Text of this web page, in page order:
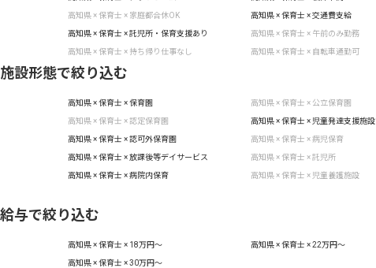
高知県 × 保育士 × 家庭都合休OK 高知県 × 保育士 × 交通費支給
高知県 × 保育士 × 託児所・保育支援あり 高知県 × 保育士 × 午前のみ勤務
高知県 × 保育士 × 持ち帰り仕事なし 高知県 × 保育士 × 自転車通勤可
設形態で絞り込む
高知県 × 保育士 × 保育園 高知県 × 保育士 × 公立保育園
高知県 × 保育士 × 認定保育園 高知県 × 保育士 × 児童発達支援施設
高知県 × 保育士 × 認可外保育園 高知県 × 保育士 × 病児保育
高知県 × 保育士 × 放課後等デイサービス 高知県 × 保育士 × 託児所
高知県 × 保育士 × 病院内保育 高知県 × 保育士 × 児童養護施設
与で絞り込む
高知県 × 保育士 × 18万円〜 高知県 × 保育士 × 22万円〜
高知県 × 保育士 × 30万円〜